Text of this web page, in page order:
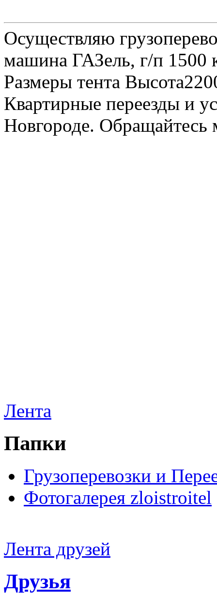
Осуществляю
машина ГАЗель, г/п 1500
Размеры тента
Квартирные переезды и
Новгороде.
Лента
Папки
Грузоперевозки и
Фотогалерея zloistroitel
Лента друзей
Друзья